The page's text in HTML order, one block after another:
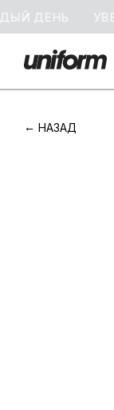
ДЕНЬ
НАЗАД